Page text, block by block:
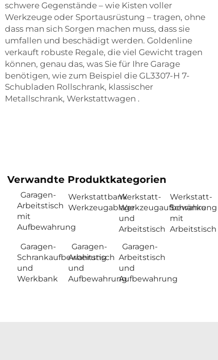
schwere Gegenstände – wie Kisten voller
Werkzeuge oder Sportausrüstung – tragen, ohne
dass man sich Sorgen machen muss, dass sie
umfallen und beschädigt werden. Goldenline
verkauft robuste Regale, die viel Gewicht tragen
können, genau das, was Sie für Ihre Garage
benötigen, wie zum Beispiel die GL3307-H 7-
Schubladen Rollschrank, klassischer
Metallschrank, Werkstattwagen .
Verwandte Produktkategorien
Garagen-
Arbeitstisch
mit
Aufbewahrung
Werkstattbank
Werkzeugablage
Werkstatt-
Werkzeugaufbewahrung
und
Arbeitstisch
Werkstatt-
Schränke
mit
Arbeitstisch
Garagen-
Schrankaufbewahrung
und
Werkbank
Garagen-
Arbeitstisch
und
Aufbewahrung
Garagen-
Arbeitstisch
und
Aufbewahrung